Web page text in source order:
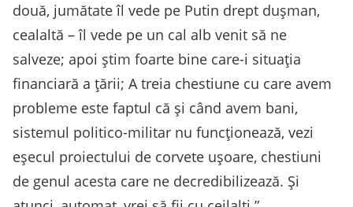
două, jumătate îl vede pe Putin drept dușman,
cealaltă – îl vede pe un cal alb venit să ne
salveze; apoi știm foarte bine care-i situația
financiară a țării; A treia chestiune cu care avem
probleme este faptul că și când avem bani,
sistemul politico-militar nu funcționează, vezi
eșecul proiectului de corvete ușoare, chestiuni
de genul acesta care ne decredibilizează. Și